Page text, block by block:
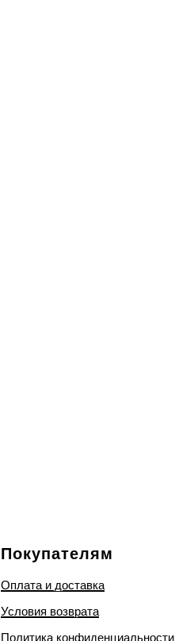
Покупателям
Оплата и доставка
Условия возврата
Политика конфиденциальности